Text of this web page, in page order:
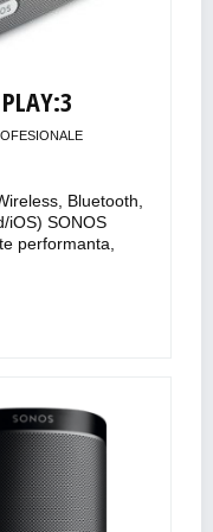
Bluetooth,
iOS) SONOS
performanta,